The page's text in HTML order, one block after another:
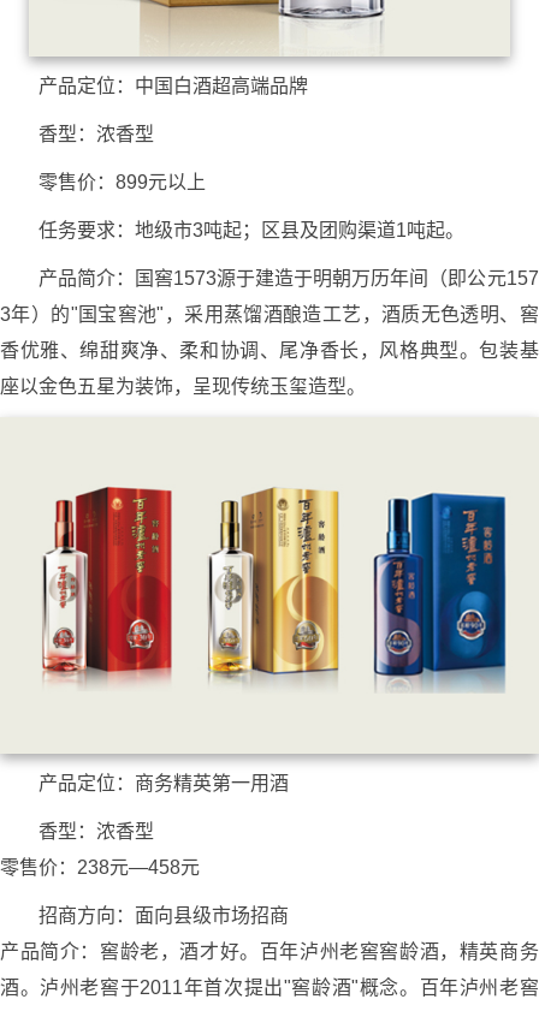
产品定位：中国白酒超高端品牌
香型：浓香型
零售价：899元以上
任务要求：地级市3吨起；区县及团购渠道1吨起。
产品简介：国窖1573源于建造于明朝万历年间（即公元157
3年）的"国宝窖池"，采用蒸馏酒酿造工艺，酒质无色透明、窖
香优雅、绵甜爽净、柔和协调、尾净香长，风格典型。包装基
座以金色五星为装饰，呈现传统玉玺造型。
产品定位：商务精英第一用酒
香型：浓香型
零售价：238元—458元
招商方向：面向县级市场招商
产品简介：窖龄老，酒才好。百年泸州老窖窖龄酒，精英商务
酒。泸州老窖于2011年首次提出"窖龄酒"概念。百年泸州老窖